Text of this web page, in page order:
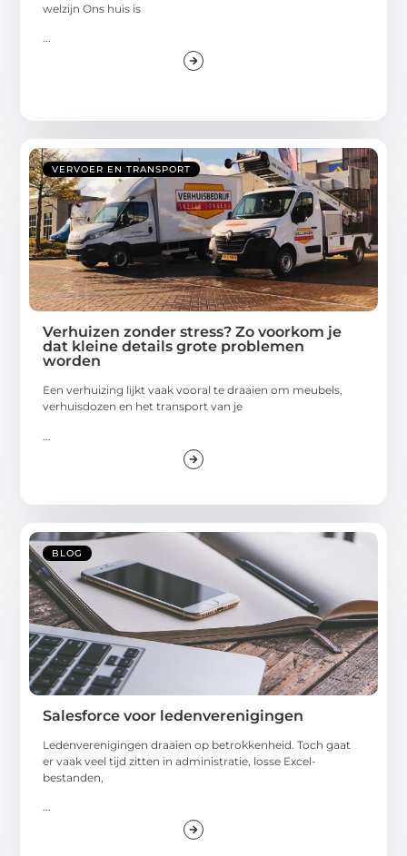
welzijn Ons huis is
...
VERVOER EN TRANSPORT
Verhuizen zonder stress? Zo voorkom je
dat kleine details grote problemen
worden
Een verhuizing lijkt vaak vooral te draaien om meubels,
verhuisdozen en het transport van je
BLOG
Salesforce voor ledenverenigingen
Ledenverenigingen draaien op betrokkenheid. Toch gaat
er vaak veel tijd zitten in administratie, losse Excel-
bestanden,
...